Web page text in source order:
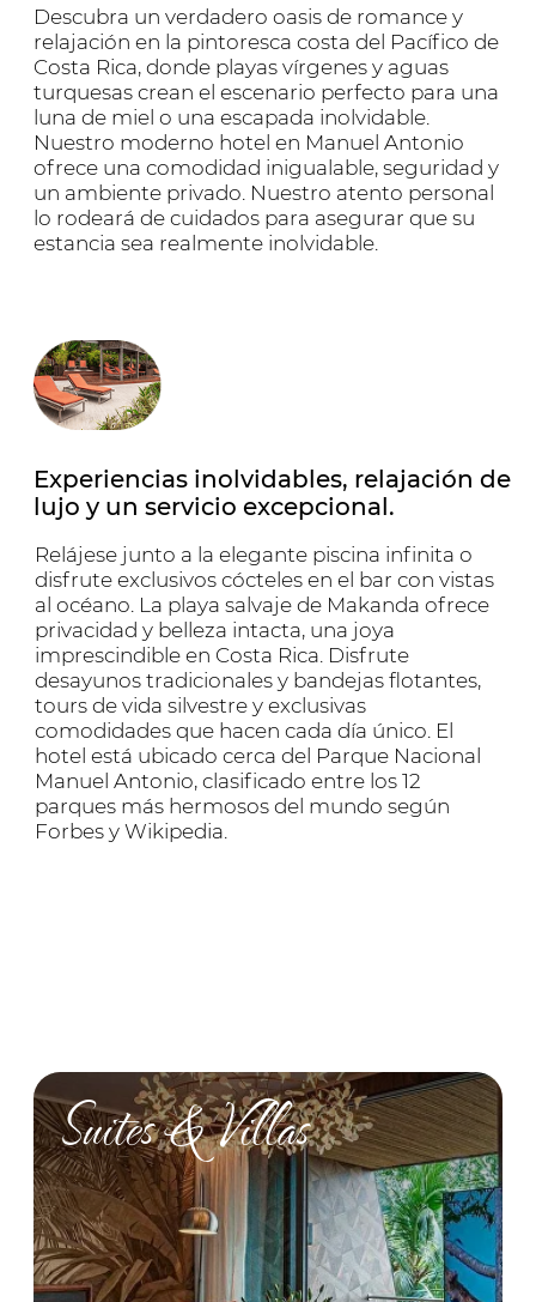
Manuel Antonio, clasificado entre los 12
parques más hermosos del mundo según
Forbes y Wikipedia.
What to expect?
Suites & Villas
Restaurant.
Explora más
Explora más
Explora más